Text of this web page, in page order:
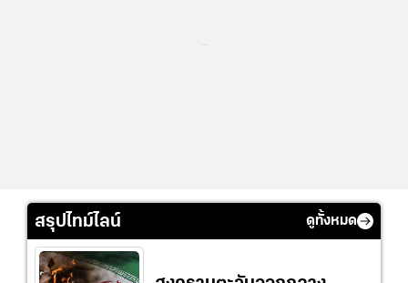
สรุปไทม์ไลน์ ดูทั้งหมด